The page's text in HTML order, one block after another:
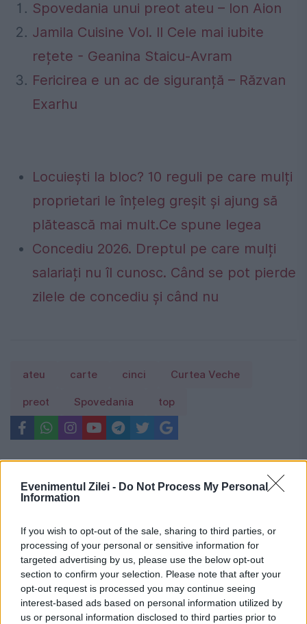
Evenimentul Zilei - Do Not Process My Personal
Information
If you wish to opt-out of the sale, sharing to third parties, or
processing of your personal or sensitive information for
targeted advertising by us, please use the below opt-out
section to confirm your selection. Please note that after your
opt-out request is processed you may continue seeing
interest-based ads based on personal information utilized by
us or personal information disclosed to third parties prior to
Spovedania unui preot ateu – Ion Aion
Jamila Cuisine Vol. II Cele mai iubite
rețete - Geanina Staicu-Avram
Fericirea e un ac de siguranță – Răzvan
Exarhu
Locuiești la bloc? 10 reguli pe care mulți
proprietari le înțeleg greșit și ajung să
plătească mai mult.Ce spune legea
Concediu 2026. Dreptul pe care mulți
salariați nu îl cunosc. Când se pot pierde
zilele de concediu și când nu
ateu carte cinci Curtea Veche
preot Spovedania top